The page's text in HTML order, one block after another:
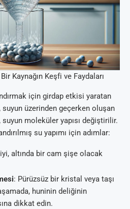
Kaynağın Keşfi ve Faydaları
için girdap etkisi yaratan
üzerinden geçerken oluşan
moleküler yapısı değiştirilir.
su yapımı için adımlar:
altında bir cam şişe olacak
: Pürüzsüz bir kristal veya taşı
huninin deliğinin
dikkat edin.